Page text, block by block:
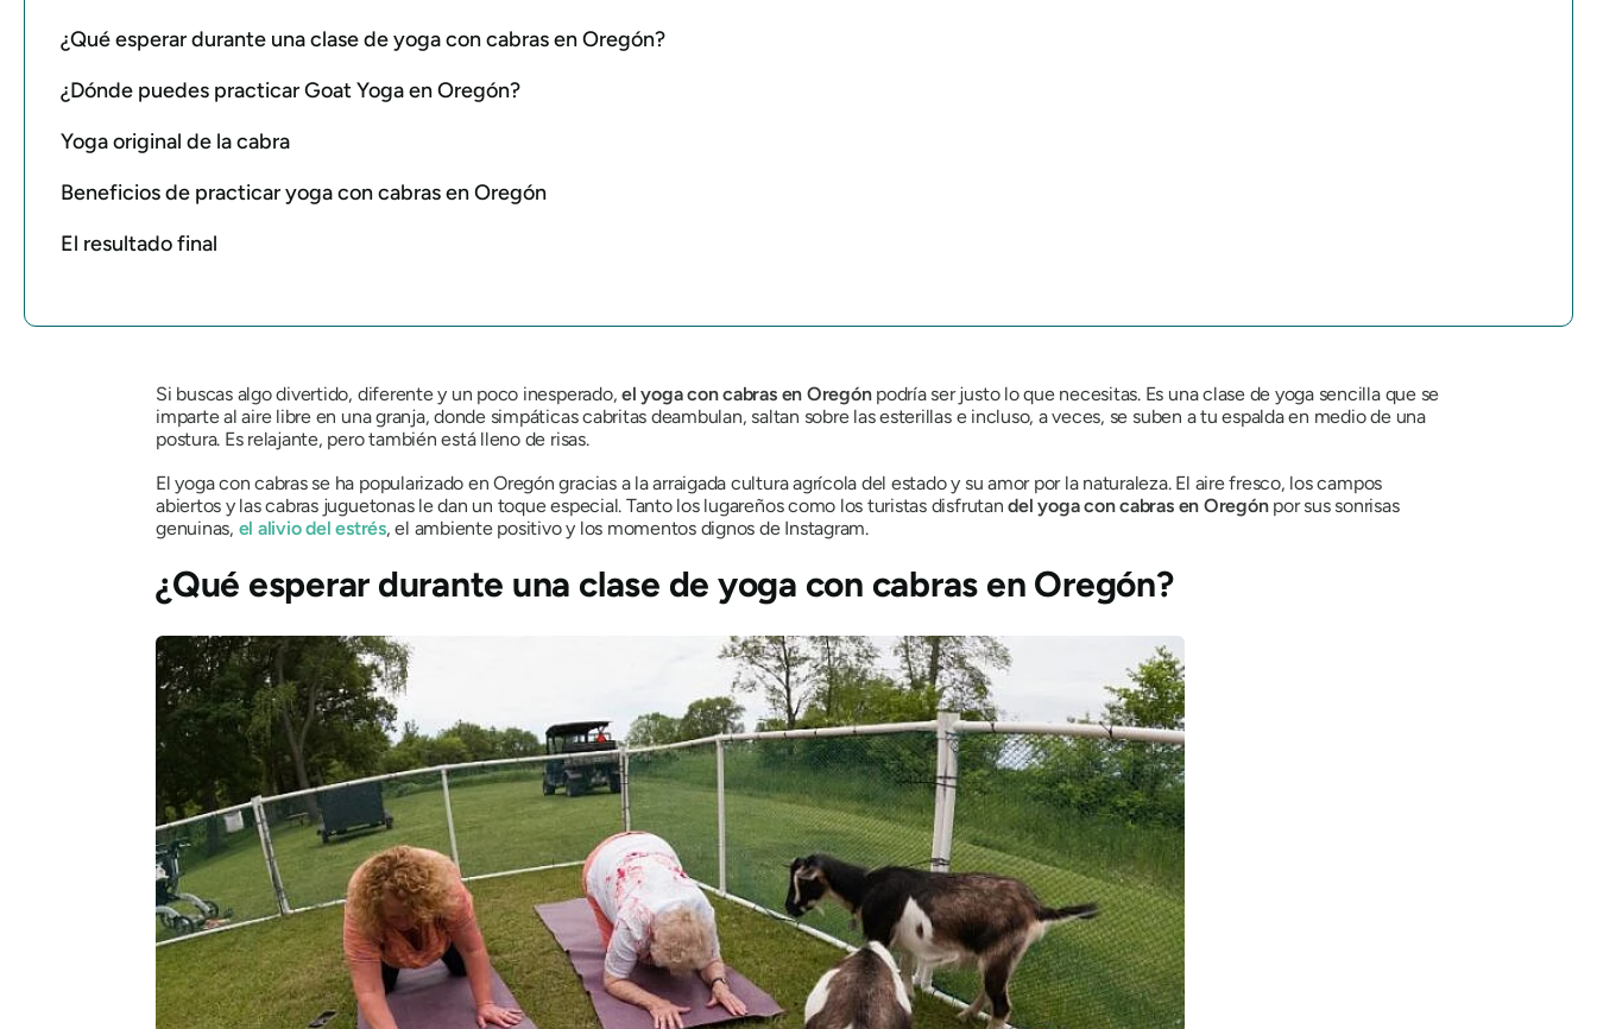
¿Qué esperar durante una clase de yoga con cabras en Oregón?
¿Dónde puedes practicar Goat Yoga en Oregón?
Yoga original de la cabra
Beneficios de practicar yoga con cabras en Oregón
El resultado final
Si buscas algo divertido, diferente y un poco inesperado,el yoga con cabras en Oregónpodría ser justo lo que necesitas. Es una clase de yoga sencilla que se
imparte al aire libre en una granja, donde simpáticas cabritas deambulan, saltan sobre las esterillas e incluso, a veces, se suben a tu espalda en medio de una
postura. Es relajante, pero también está lleno de risas.
El yoga con cabras se ha popularizado en Oregón gracias a la arraigada cultura agrícola del estado y su amor por la naturaleza. El aire fresco, los campos
abiertos y las cabras juguetonas le dan un toque especial. Tanto los lugareños como los turistas disfrutandel yoga con cabras en Oregón por sus sonrisas
genuinas, el alivio del estrés, el ambiente positivo y los momentos dignos de Instagram.
¿Qué esperar durante una clase de yoga con cabras en Oregón?